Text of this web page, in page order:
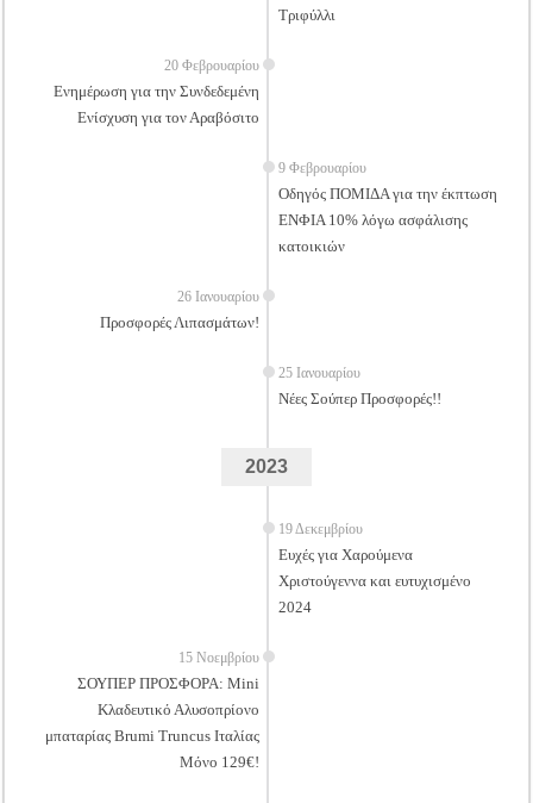
Τριφύλλι
20 Φεβρουαρίου
Ενημέρωση για την Συνδεδεμένη
Ενίσχυση για τον Αραβόσιτο
9 Φεβρουαρίου
Οδηγός ΠΟΜΙΔΑ για την έκπτωση
ΕΝΦΙΑ 10% λόγω ασφάλισης
κατοικιών
26 Ιανουαρίου
Προσφορές Λιπασμάτων!
25 Ιανουαρίου
Νέες Σούπερ Προσφορές!!
2023
19 Δεκεμβρίου
Ευχές για Χαρούμενα
Χριστούγεννα και ευτυχισμένο
2024
15 Νοεμβρίου
ΣΟΥΠΕΡ ΠΡΟΣΦΟΡΑ: Mini
Κλαδευτικό Αλυσοπρίονο
μπαταρίας Brumi Truncus Ιταλίας
Μόνο 129€!